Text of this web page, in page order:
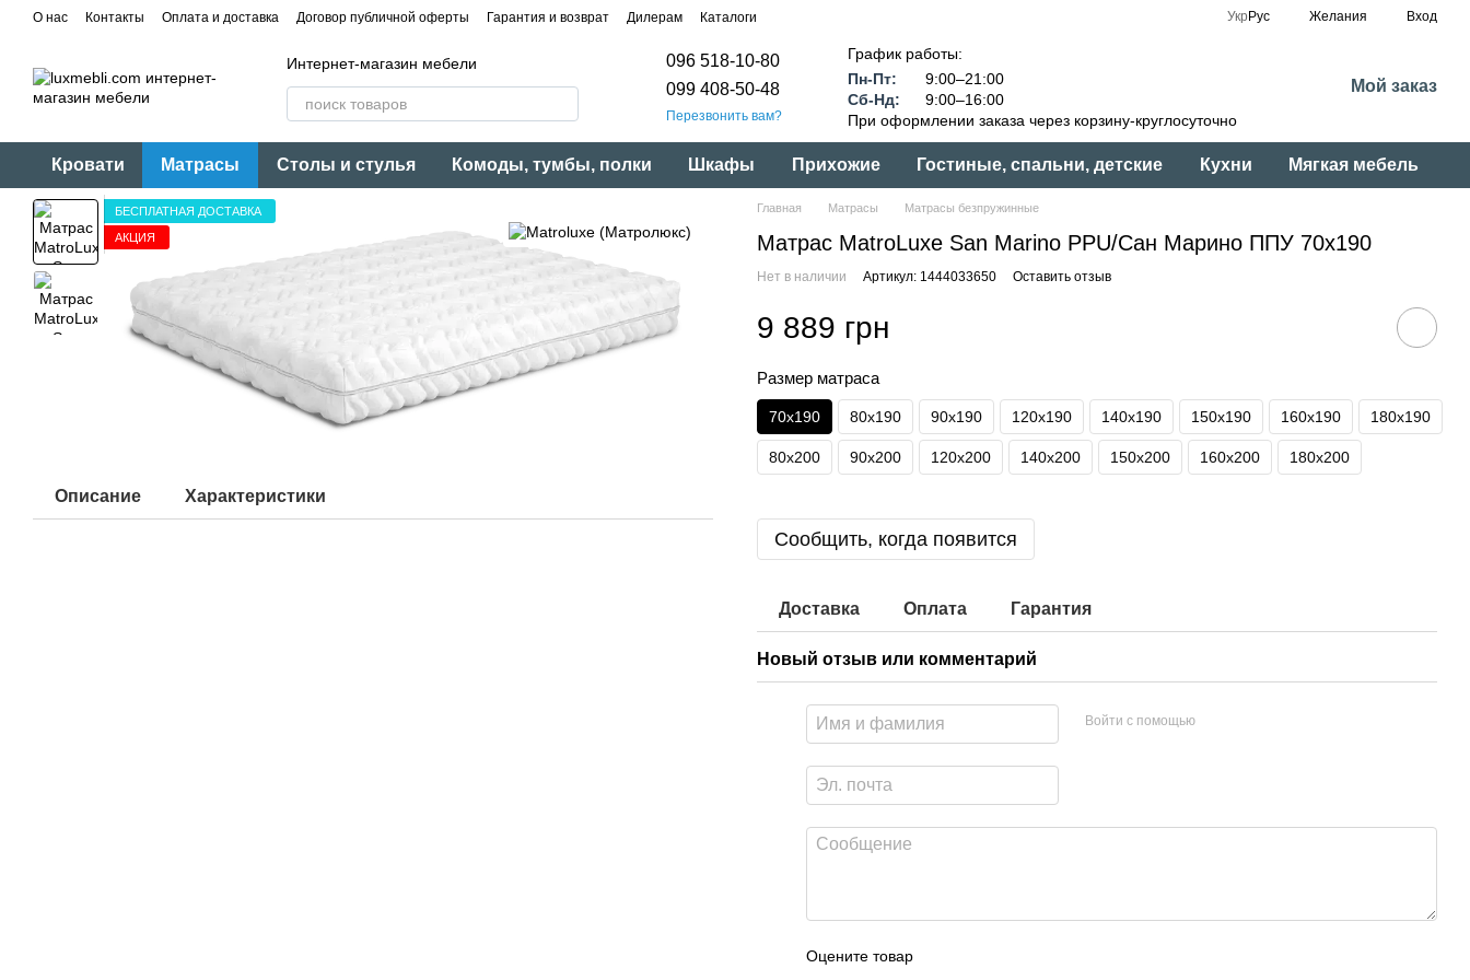
Перейти к основному контенту
О нас Контакты Оплата и доставка Договор публичной оферты Гарантия и возврат Дилерам Каталоги Укр Рус Желания Вход
Интернет-магазин мебели
096 518-10-80
099 408-50-48
Перезвонить вам?
График работы:
Пн-Пт:
9:00–21:00
Сб-Нд:
9:00–16:00
При оформлении заказа через корзину-круглосуточно
Мой заказ
Кровати Матрасы Столы и стулья Комоды, тумбы, полки Шкафы Прихожие Гостиные, спальни, детские Кухни Мягкая мебель
БЕСПЛАТНАЯ ДОСТАВКА
АКЦИЯ
Описание Характеристики
Главная Матрасы Матрасы безпружинные
Матрас MatroLuxe San Marino PPU/Сан Марино ППУ 70x190
Нет в наличии Артикул: 1444033650 Оставить отзыв
9 889 грн
Размер матраса
70x190 80x190 90x190 120x190 140x190 150x190 160x190 180x190
80x200 90x200 120x200 140x200 150x200 160x200 180x200
Сообщить, когда появится
Доставка Оплата Гарантия
Новый отзыв или комментарий
Войти с помощью
Оцените товар